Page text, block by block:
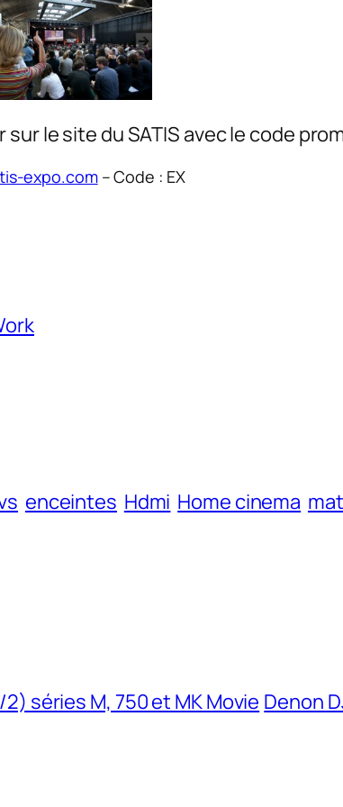
le site du SATIS avec le code
expo.com– Code : EX
enceintes Hdmi Home cinema
séries M, 750 et MK Movie Denon